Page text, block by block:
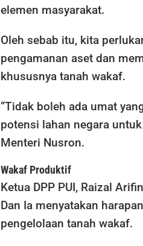
elemen masyarakat.
Oleh sebab itu, kita
pengamanan aset dan
khususnya tanah wakaf.
“Tidak boleh ada umat
potensi lahan negara
Menteri Nusron.
Wakaf Produktif
Ketua DPP PUI, Raizal
Dan Ia menyatakan
pengelolaan tanah wakaf.